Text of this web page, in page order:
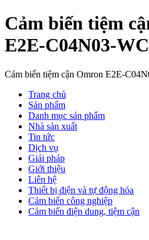
Cảm biến tiệm
E2E-C04N03-
Cảm biến tiệm cận Omron E2E-
Trang chủ
Sản phẩm
Danh mục sản phẩm
Nhà sản xuất
Tin tức
Dịch vụ
Giải pháp
Giới thiệu
Liên hệ
Thiết bị điện và tự động hóa
Cảm biến công nghiệp
Cảm biến điện dung, tiệm cận